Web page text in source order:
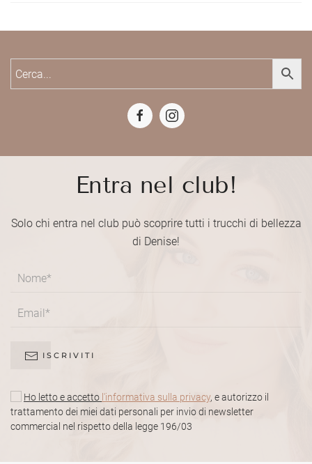
Entra nel club!
Solo chi entra nel club può scoprire tutti i trucchi di bellezza
di Denise!
ISCRIVITI
Ho letto e accetto l'informativa sulla privacy, e autorizzo il
trattamento dei miei dati personali per invio di newsletter
commercial nel rispetto della legge 196/03